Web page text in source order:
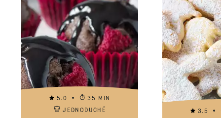
5.0
35 MIN
JEDNODUCHÉ
3.5